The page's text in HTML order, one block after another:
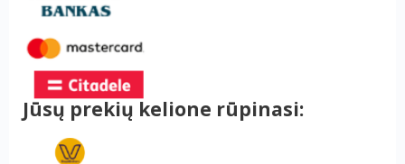
Jūsų prekių kelione rūpinasi: